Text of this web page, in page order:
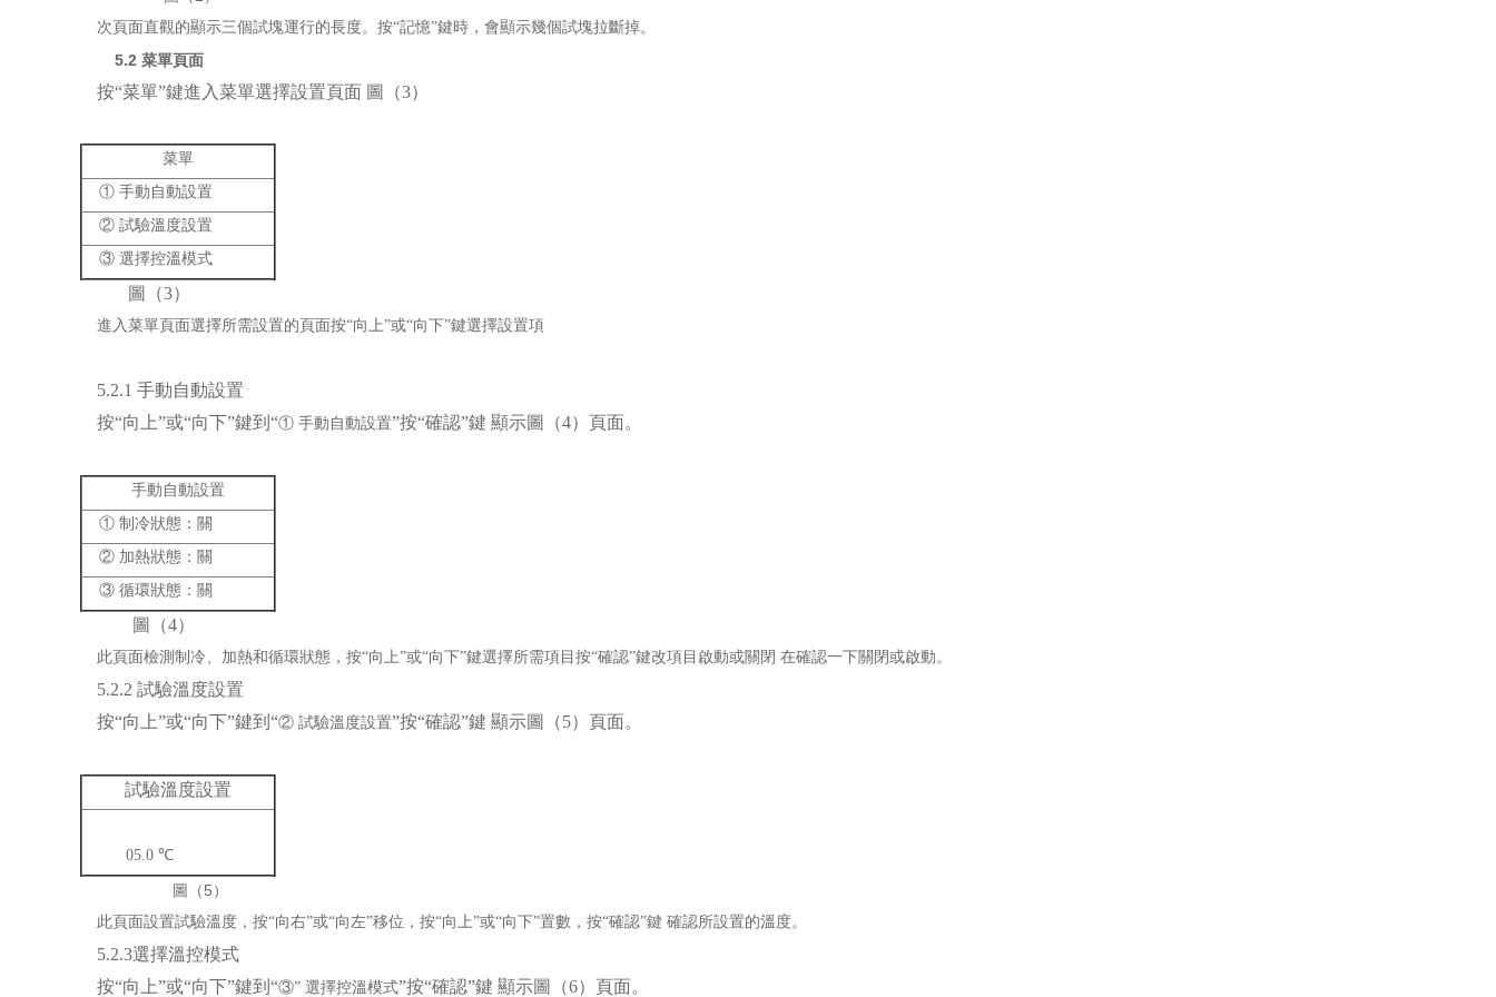
次頁面直觀的顯示三個試塊運行的長度。按“記憶”鍵時，會顯示幾個試塊拉斷掉。
5.2 菜單頁面
按“菜單”鍵進入菜單選擇設置頁面 圖（3）
菜單
① 手動自動設置
② 試驗溫度設置
③ 選擇控溫模式
圖（3）
進入菜單頁面選擇所需設置的頁面按“向上”或“向下”鍵選擇設置項
5.2.1 手動自動設置
按“向上”或“向下”鍵到“① 手動自動設置”按“確認”鍵 顯示圖（4）頁面。
手動自動設置
① 制冷狀態：關
② 加熱狀態：關
③ 循環狀態：關
圖（4）
此頁面檢測制冷、加熱和循環狀態，按“向上”或“向下”鍵選擇所需項目按“確認”鍵改項目啟動或關閉 在確認一下關閉或啟動。
5.2.2 試驗溫度設置
按“向上”或“向下”鍵到“② 試驗溫度設置”按“確認”鍵 顯示圖（5）頁面。
試驗溫度設置
05.0 ℃
圖（5）
此頁面設置試驗溫度，按“向右”或“向左”移位，按“向上”或“向下”置數，按“確認”鍵 確認所設置的溫度。
5.2.3選擇溫控模式
按“向上”或“向下”鍵到“③” 選擇控溫模式”按“確認”鍵 顯示圖（6）頁面。